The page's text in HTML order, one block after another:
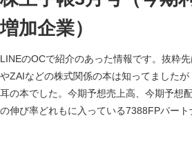
増加企業）
LINEのOCで紹介のあった情報です。抜粋
やZAIなどの株式関係の本は知ってました
耳の本でした。今期予想売上高、今期予想
の伸び率どれもに入っている7388FPパート